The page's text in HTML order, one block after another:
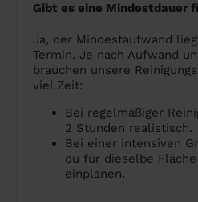
Gibt es eine Mindestdauer
Ja, der Mindestaufwand
Termin. Je nach Aufwand
brauchen unsere
viel Zeit:
Bei regelmäßiger
2 Stunden realistisch.
Bei einer intensiven
du für dieselbe
einplanen.